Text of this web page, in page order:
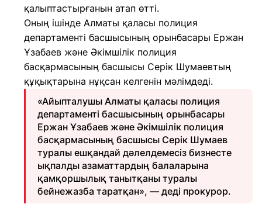
қалыптастырғанын атап өтті.
Оның ішінде Алматы қаласы полиция
департаменті басшысының орынбасары Ержан
Ұзабаев және Әкімшілік полиция
басқармасының басшысы Серік Шумаевтың
құқықтарына нұқсан келгенін мәлімдеді.
«Айыпталушы Алматы қаласы полиция
департаменті басшысының орынбасары
Ержан Ұзабаев және Әкімшілік полиция
басқармасының басшысы Серік Шумаев
туралы ешқандай дәлелдемесіз бизнесте
ықпалды азаматтардың балаларына
қамқоршылық танытқаны туралы
бейнежазба таратқан», — деді прокурор.